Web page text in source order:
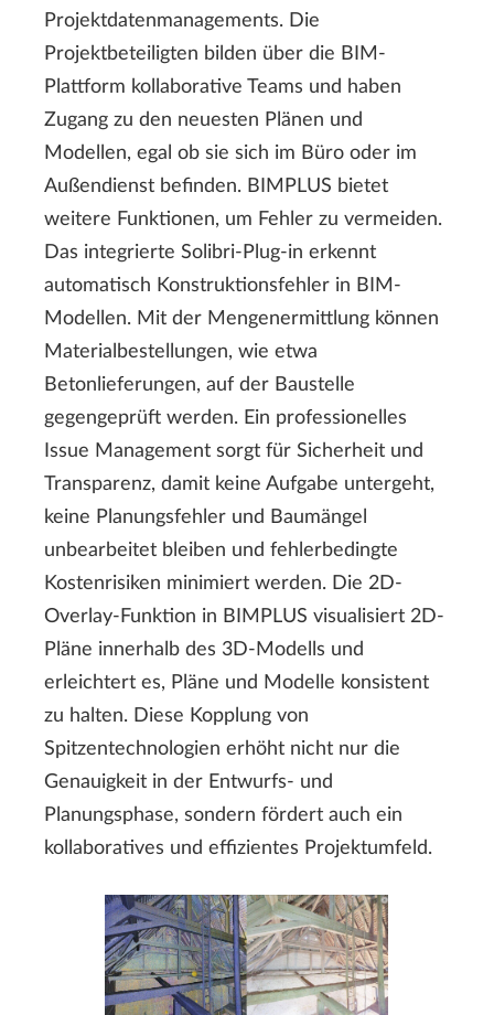
Projektdatenmanagements. Die
Projektbeteiligten bilden über die BIM-
Plattform kollaborative Teams und haben
Zugang zu den neuesten Plänen und
Modellen, egal ob sie sich im Büro oder im
Außendienst befinden. BIMPLUS bietet
weitere Funktionen, um Fehler zu vermeiden.
Das integrierte Solibri-Plug-in erkennt
automatisch Konstruktionsfehler in BIM-
Modellen. Mit der Mengenermittlung können
Materialbestellungen, wie etwa
Betonlieferungen, auf der Baustelle
gegengeprüft werden. Ein professionelles
Issue Management sorgt für Sicherheit und
Transparenz, damit keine Aufgabe untergeht,
keine Planungsfehler und Baumängel
unbearbeitet bleiben und fehlerbedingte
Kostenrisiken minimiert werden. Die 2D-
Overlay-Funktion in BIMPLUS visualisiert 2D-
Pläne innerhalb des 3D-Modells und
erleichtert es, Pläne und Modelle konsistent
zu halten. Diese Kopplung von
Spitzentechnologien erhöht nicht nur die
Genauigkeit in der Entwurfs- und
Planungsphase, sondern fördert auch ein
kollaboratives und effizientes Projektumfeld.